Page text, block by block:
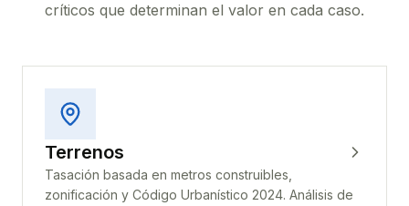
críticos que determinan el valor en cada caso.
Terrenos
Tasación basada en metros construibles,
zonificación y Código Urbanístico 2024. Análisis de